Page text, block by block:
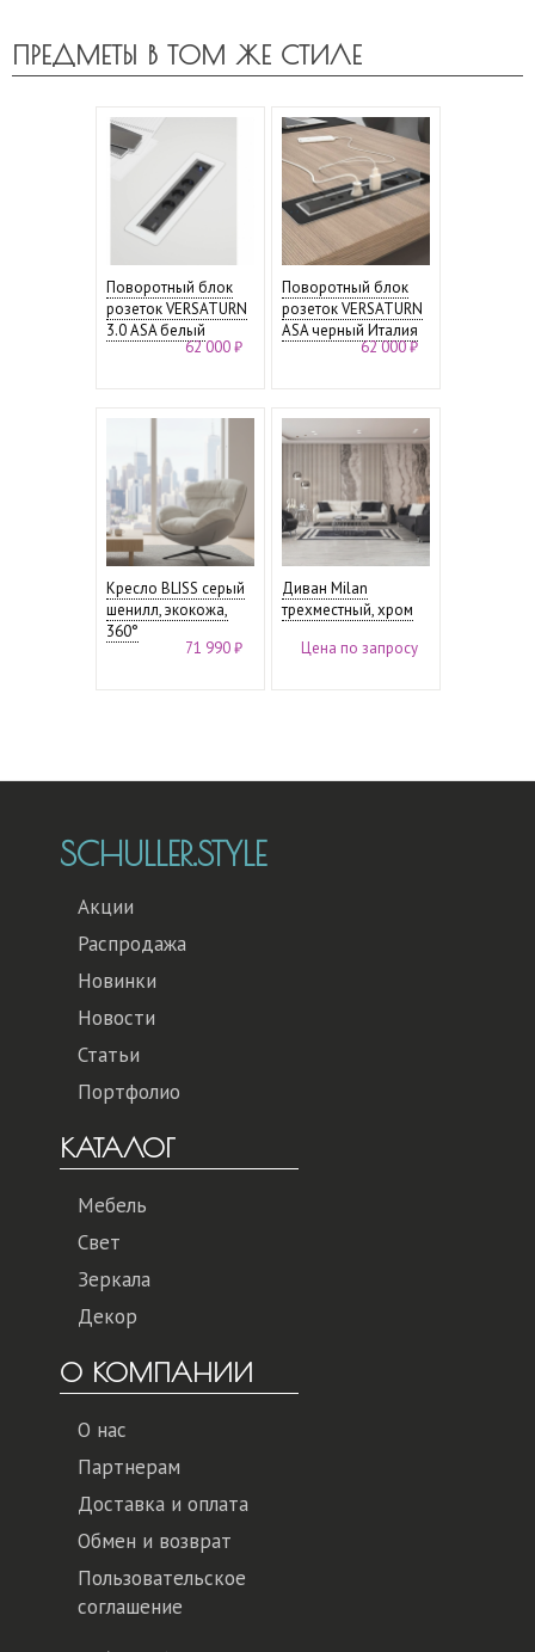
ПРЕДМЕТЫ В ТОМ ЖЕ СТИЛЕ
Поворотный блок
розеток VERSATURN
3.0 ASA белый
62 000 ₽
Поворотный блок
розеток VERSATURN
ASA черный Италия
62 000 ₽
Кресло BLISS серый
шенилл, экокожа,
360°
71 990 ₽
Диван Milan
трехместный, хром
Цена по запросу
SCHULLER.STYLE
Акции
Распродажа
Новинки
Новости
Статьи
Портфолио
КАТАЛОГ
Мебель
Свет
Зеркала
Декор
О КОМПАНИИ
О нас
Партнерам
Доставка и оплата
Обмен и возврат
Пользовательское
соглашение